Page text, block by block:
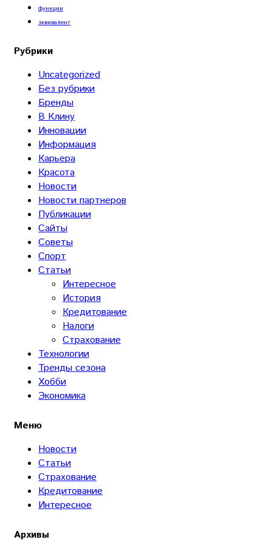
функции
эквивалент
Рубрики
Uncategorized
Без рубрики
Бренды
В Клину
Инновации
Информация
Карьера
Красота
Новости
Новости партнеров
Публикации
Сайты
Советы
Спорт
Статьи
Интересное
История
Кредитование
Налоги
Страхование
Технологии
Тренды сезона
Хобби
Экономика
Меню
Новости
Статьи
Страхование
Кредитование
Интересное
Архивы